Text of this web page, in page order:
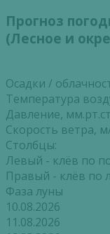
Прогноз
(Лесное и
Осадки /
Температура
Давление,
Скорость ветра,
Столбцы:
Левый - клёв по
Правый - клёв по
Фаза луны
10.08.2026
11.08.2026